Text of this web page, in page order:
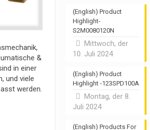
&
in einer
und viele
werden.
(English) Product
Highlight-
S2M0080120N
Mittwoch, der
10. Juli 2024
(English) Product
Highlight -123SPD100A
Montag, der 8.
Juli 2024
(English) Products For